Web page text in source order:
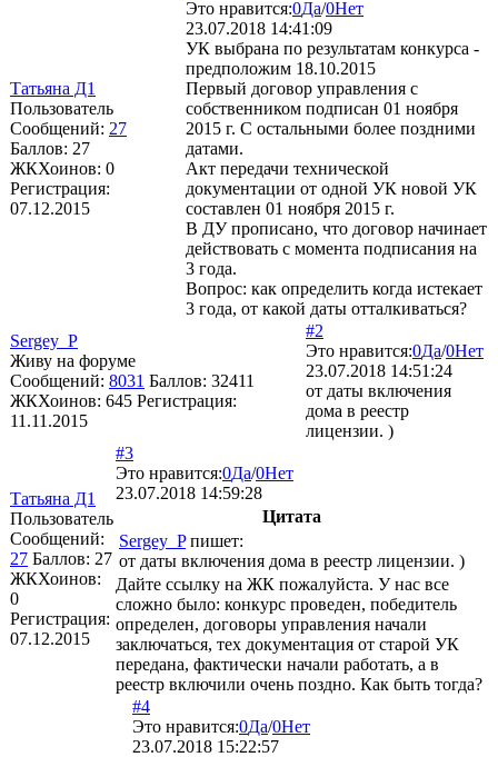
Татьяна Д1
Пользователь
Сообщений: 27
Баллов: 27
ЖКХоинов: 0
Регистрация:
07.12.2015
Это нравится:0Да/0Нет
23.07.2018 14:41:09
УК выбрана по результатам конкурса -
предположим 18.10.2015
Первый договор управления с
собственником подписан 01 ноября
2015 г. С остальными более поздними
датами.
Акт передачи технической
документации от одной УК новой УК
составлен 01 ноября 2015 г.
В ДУ прописано, что договор начинает
действовать с момента подписания на
3 года.
Вопрос: как определить когда истекает
3 года, от какой даты отталкиваться?
Sergey_P
Живу на форуме
Сообщений: 8031 Баллов: 32411
ЖКХоинов: 645 Регистрация:
11.11.2015
#2
Это нравится:0Да/0Нет
23.07.2018 14:51:24
от даты включения
дома в реестр
лицензии. )
Татьяна Д1
Пользователь
Сообщений:
27 Баллов: 27
ЖКХоинов:
0
Регистрация:
07.12.2015
#3
Это нравится:0Да/0Нет
23.07.2018 14:59:28
Цитата
Sergey_Pпишет:
от даты включения дома в реестр лицензии. )
Дайте ссылку на ЖК пожалуйста. У нас все
сложно было: конкурс проведен, победитель
определен, договоры управления начали
заключаться, тех документация от старой УК
передана, фактически начали работать, а в
реестр включили очень поздно. Как быть тогда?
#4
Это нравится:0Да/0Нет
23.07.2018 15:22:57